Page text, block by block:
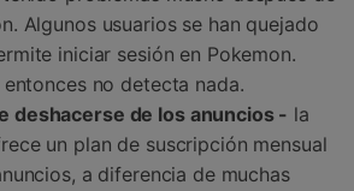
Algunos usuarios se han quejado
iniciar sesión en Pokemon.
no detecta nada.
deshacerse de los anuncios - la
un plan de suscripción mensual
a diferencia de muchas